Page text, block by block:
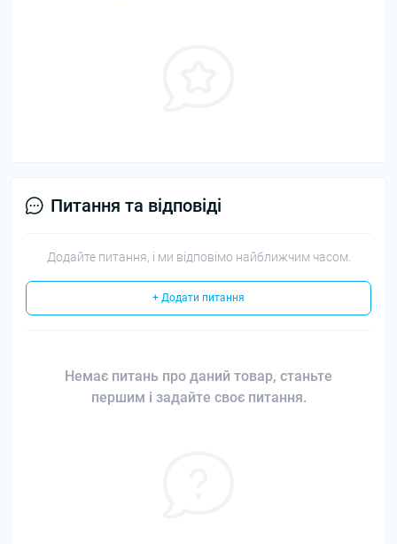
Питання та відповіді
Додайте питання, і ми відповімо найближчим часом.
+ Додати питання
Немає питань про даний товар, станьте
першим і задайте своє питання.